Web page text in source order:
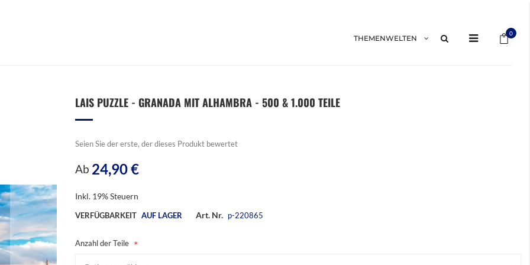
0
THEMENWELTEN
LAIS PUZZLE - GRANADA MIT ALHAMBRA - 500 & 1.000 TEILE
Seien Sie der erste, der dieses Produkt bewertet
Ab 24,90 €
Inkl. 19% Steuern
VERFÜGBARKEIT AUF LAGER Art. Nr. p-220865
Anzahl der Teile